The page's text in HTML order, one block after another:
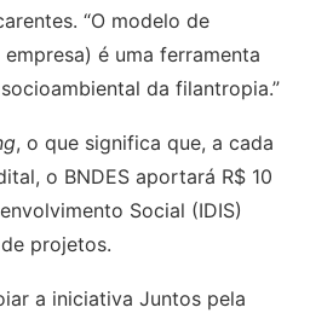
“O modelo de
é uma ferramenta
da filantropia.”
, o que significa que, a cada
o BNDES aportará R$ 10
Social (IDIS)
projetos.
a iniciativa Juntos pela